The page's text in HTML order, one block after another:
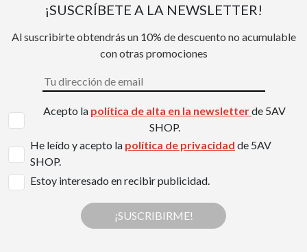
¡SUSCRÍBETE A LA NEWSLETTER!
Al suscribirte obtendrás un 10% de descuento no acumulable
con otras promociones
Acepto la política de alta en la newsletterde 5AV
SHOP.
He leído y acepto la política de privacidad de 5AV
SHOP.
Estoy interesado en recibir publicidad.
¡SUSCRIBIRME!